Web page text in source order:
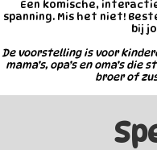
Een komische,
spanning. Mis het niet!
bij
De voorstelling is voor
mama’s, opa’s en oma’s
broer of